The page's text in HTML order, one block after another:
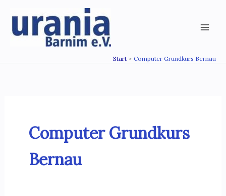
Inhalt
springen
Start Computer Grundkurs Bernau
Computer Grundkurs
Bernau